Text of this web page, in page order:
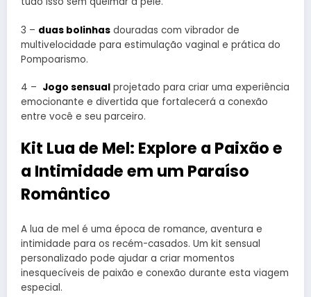
3 – duas bolinhas douradas com vibrador de
multivelocidade para estimulação vaginal e prática do
Pompoarismo.
4 – Jogo sensual projetado para criar uma experiência
emocionante e divertida que fortalecerá a conexão
entre você e seu parceiro.
Kit Lua de Mel: Explore a Paixão e
a Intimidade em um Paraíso
Romântico
A lua de mel é uma época de romance, aventura e
intimidade para os recém-casados. Um kit sensual
personalizado pode ajudar a criar momentos
inesquecíveis de paixão e conexão durante esta viagem
especial.